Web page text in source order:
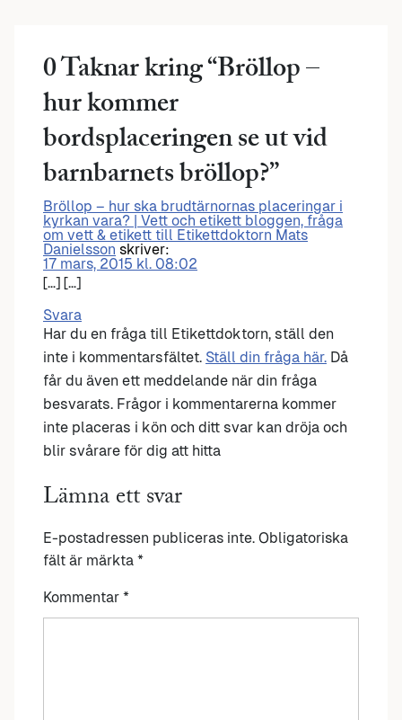
0 Taknar kring “Bröllop –
hur kommer
bordsplaceringen se ut vid
barnbarnets bröllop?”
Bröllop – hur ska brudtärnornas placeringar i
kyrkan vara? | Vett och etikett bloggen, fråga
om vett & etikett till Etikettdoktorn Mats
Danielsson skriver:
17 mars, 2015 kl. 08:02
[…] […]
Svara
Har du en fråga till Etikettdoktorn, ställ den
inte i kommentarsfältet. Ställ din fråga här. Då
får du även ett meddelande när din fråga
besvarats. Frågor i kommentarerna kommer
inte placeras i kön och ditt svar kan dröja och
blir svårare för dig att hitta
Lämna ett svar
E-postadressen publiceras inte. Obligatoriska
fält är märkta *
Kommentar *